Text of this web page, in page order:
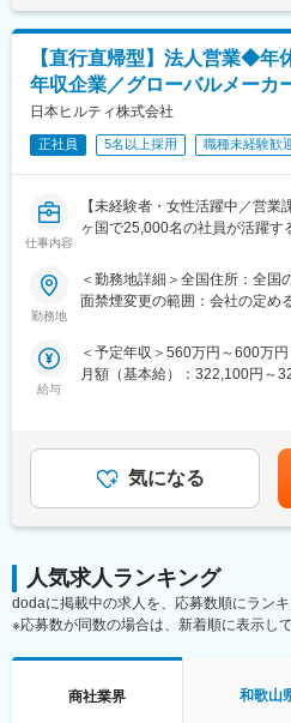
東野尻駅、ハーモニーホール駅
駅、保原駅、会津若松駅、原ノ
鉄線)、南小樽駅、稲積公園駅
駅、大山駅(東京都)、モレラ岐
県)、伏屋駅、吉塚駅、伊予三島
守谷駅、ゆめみ野駅、北春日部
駅、内宿駅、柏の葉キャンパス
駅、川和町駅、雀宮駅、岡本駅
里駅、栗橋駅、樅山駅、湯河原
竹向原駅、鶴間駅、西大島駅
十条駅(東京都)、みどり台駅、
駅、新守谷駅、流山おおたかの
泉駅、公津の杜駅、八街駅、茂
西立川駅、北八王子駅、三鷹駅
保原駅、肥後橋駅、下板橋駅、
南林間駅、志村坂上駅、駅東公
川駅、逗子・葉山駅、宮前平駅
山陽女学園前駅、球場前駅(高
【直行直帰型】法人営業◆年
年収企業／グローバルメーカ
日本ヒルティ株式会社
正社員 5名以上採用 職種未経験歓
仕事内容
【未経験者・女性活躍中／営
ヶ国で25,000名の社員が活躍す
円】
◆インセン有り／年休125日／
直行直帰可／月残業10H以下◆
ネージャー）です。直行直帰の
です。
・潜在ニーズに対する解決プラ
・顧客訪問時には製品デモを実
て提案
・他部門（技術本部、カスタマ
■業務の特徴：
・担当エリアの顧客は100～150
ス。
・既存顧客が7割程、新規顧客
・経営者、施工、購買など各階
クラウド管理、ロボットの開発
勤務地
＜勤務地詳細＞全国住所：全
面禁煙変更の範囲：会社の定め
給与
＜予定年収＞560万円～600万
月額（基本給）：322,100円～
入社後のインセンティブ保証制
割）：・560万円／2年目・700
／4年目賃金はあくまでも目安
る可能性があります。月給(月
気になる
人気求人ランキング
dodaに掲載中の求人を、応募数順にランキ
※応募数が同数の場合は、新着順に表示して
商社業界 和歌山